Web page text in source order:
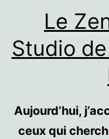
Le
Studio
Aujourd’hui,
ceux qui